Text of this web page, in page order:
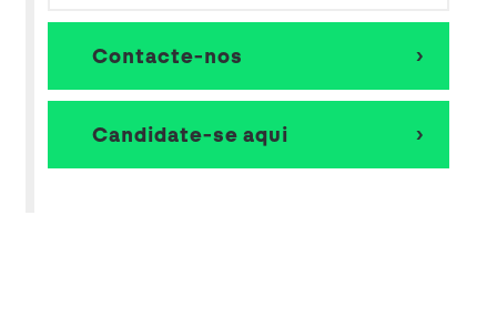
Contacte-nos
Candidate-se aqui